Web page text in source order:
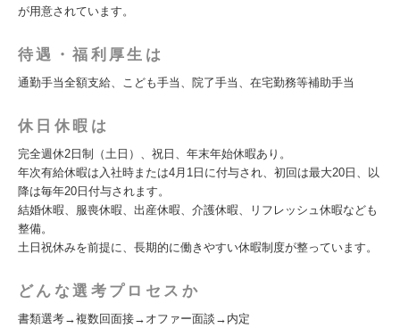
が用意されています。
待遇・福利厚生は
通勤手当全額支給、こども手当、院了手当、在宅勤務等補助手当
休日休暇は
完全週休2日制（土日）、祝日、年末年始休暇あり。
年次有給休暇は入社時または4月1日に付与され、初回は最大20日、以
降は毎年20日付与されます。
結婚休暇、服喪休暇、出産休暇、介護休暇、リフレッシュ休暇なども
整備。
土日祝休みを前提に、長期的に働きやすい休暇制度が整っています。
どんな選考プロセスか
書類選考→複数回面接→オファー面談→内定